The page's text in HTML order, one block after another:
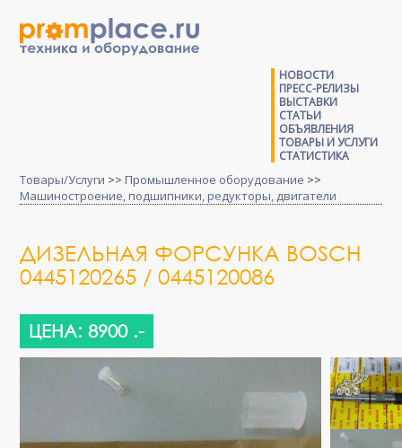
НОВОСТИ
ПРЕСС-РЕЛИЗЫ
ВЫСТАВКИ
СТАТЬИ
ОБЪЯВЛЕНИЯ
ТОВАРЫ И УСЛУГИ
СТАТИСТИКА
Товары/Услуги >> Промышленное оборудование >>
Машиностроение, подшипники, редукторы, двигатели
ДИЗЕЛЬНАЯ ФОРСУНКА BOSCH
0445120265 / 0445120086
ЦЕНА: 8900 .-